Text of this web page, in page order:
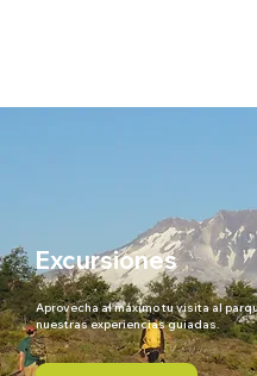
Excursiones
Aprovecha al máximo tu visita al
nuestras experiencias guiadas.